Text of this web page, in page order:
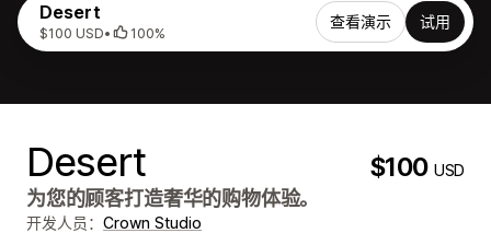
Desert
$100 USD• 100%
查看演示 试用
Desert $100USD
为您的顾客打造奢华的购物体验。
开发人员： Crown Studio